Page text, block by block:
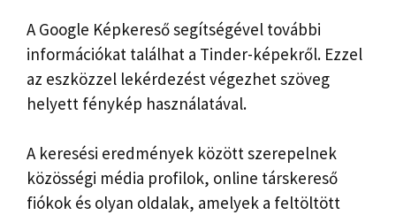
A Google Képkereső segítségével további
információkat találhat a Tinder-képekről. Ezzel
az eszközzel lekérdezést végezhet szöveg
helyett fénykép használatával.
A keresési eredmények között szerepelnek
közösségi média profilok, online társkereső
fiókok és olyan oldalak, amelyek a feltöltött